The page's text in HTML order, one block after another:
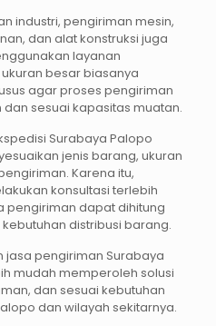
industri, pengiriman mesin,
dan alat konstruksi juga
layanan
besar biasanya
agar proses pengiriman
sesuai kapasitas muatan.
Surabaya Palopo
jenis barang, ukuran
Karena itu,
konsultasi terlebih
pengiriman dapat dihitung
distribusi barang.
jasa pengiriman Surabaya
mudah memperoleh solusi
dan sesuai kebutuhan
dan wilayah sekitarnya.